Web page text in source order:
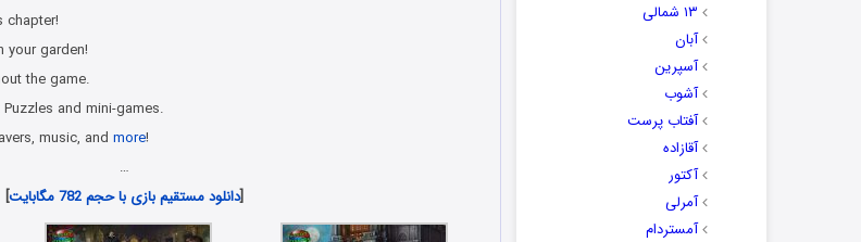
۱۳ شمالی
آبان
آسپرین
آشوب
آفتاب پرست
آقازاده
آکتور
آمرلی
آمستردام
chapter!
your garden!
the game.
and mini-games.
music, and more!
…
[دانلود مستقیم بازی با حجم 782 مگابایت ]